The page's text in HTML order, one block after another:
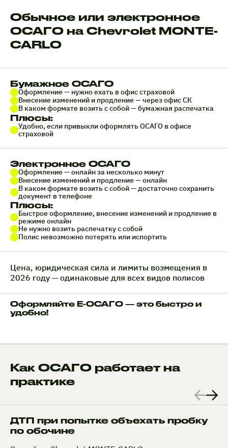
Обычное или электронное
ОСАГО на Chevrolet MONTE-
CARLO
Бумажное ОСАГО
Оформление — нужно ехать в офис страховой
Внесение изменений и продление — через офис СК
В каком формате возить с собой — бумажная распечатка
Плюсы:
Удобно, если привыкли оформлять ОСАГО в офисе
страховой
Электронное ОСАГО
Оформление — онлайн за несколько минут
Внесение изменений и продление — онлайн
В каком формате возить с собой — достаточно сохранить
документ в телефоне
Плюсы:
Быстрое оформление, внесение изменений и продление в
режиме онлайн
Не нужно возить распечатку с собой
Полис невозможно потерять или испортить
Цена, юридическая сила и лимиты возмещения в
2026 году — одинаковые для всех видов полисов
Оформляйте Е-ОСАГО — это быстро и
удобно!
Как ОСАГО работает на
практике
ДТП при попытке объехать пробку
по обочине